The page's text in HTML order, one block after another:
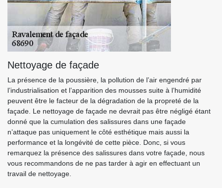
Nettoyage de façade
La présence de la poussière, la pollution de l’air engendré par
l’industrialisation et l’apparition des mousses suite à l’humidité
peuvent être le facteur de la dégradation de la propreté de la
façade. Le nettoyage de façade ne devrait pas être négligé étant
donné que la cumulation des salissures dans une façade
n’attaque pas uniquement le côté esthétique mais aussi la
performance et la longévité de cette pièce. Donc, si vous
remarquez la présence des salissures dans votre façade, nous
vous recommandons de ne pas tarder à agir en effectuant un
travail de nettoyage.